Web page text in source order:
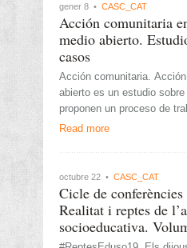
gener 8 • CASC_CAT
Acción comunitaria
medio abierto.
casos
Acción comunitaria.
abierto es un estudio
proponen un proceso de
Read more
octubre 22 • CASC_CAT
Cicle de conferències
Realitat i reptes de
socioeducativa.